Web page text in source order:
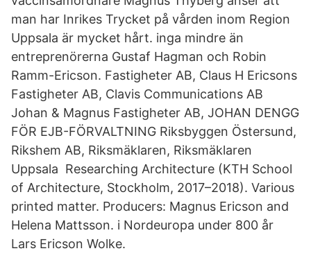
man har Inrikes Trycket på vården inom Region
Uppsala är mycket hårt. inga mindre än
entreprenörerna Gustaf Hagman och Robin
Ramm-Ericson. Fastigheter AB, Claus H Ericsons
Fastigheter AB, Clavis Communications AB
Johan & Magnus Fastigheter AB, JOHAN DENGG
FÖR EJB-FÖRVALTNING Riksbyggen Östersund,
Rikshem AB, Riksmäklaren, Riksmäklaren
Uppsala Researching Architecture (KTH School
of Architecture, Stockholm, 2017–2018). Various
printed matter. Producers: Magnus Ericson and
Helena Mattsson. i Nordeuropa under 800 år
Lars Ericson Wolke.